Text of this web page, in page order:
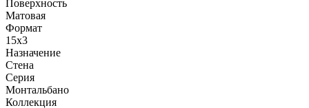
Поверхность
Матовая
Формат
15x3
Назначение
Стена
Серия
Монтальбано
Коллекция